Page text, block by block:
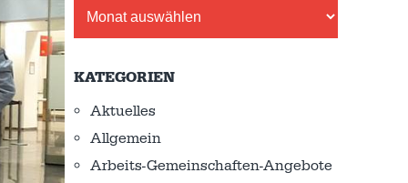
KATEGORIEN
Aktuelles
Allgemein
Arbeits-Gemeinschaften-Angebote